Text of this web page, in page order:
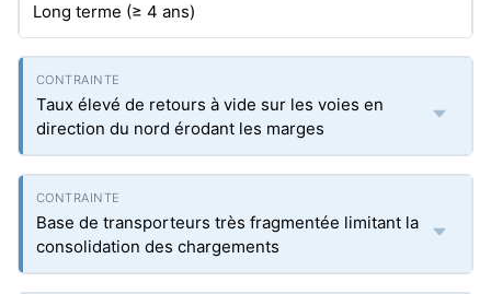
Long terme (≥ 4 ans)
Taux élevé de retours à vide sur les voies en
direction du nord érodant les marges
Base de transporteurs très fragmentée limitant la
consolidation des chargements